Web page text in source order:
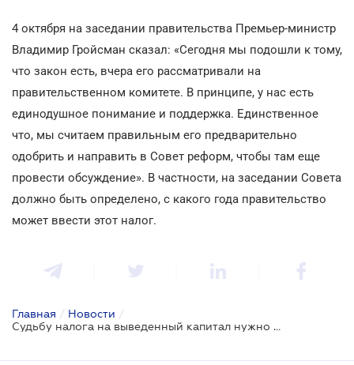
4 октября на заседании правительства Премьер-министр
Владимир Гройсман сказал: «Сегодня мы подошли к тому,
что закон есть, вчера его рассматривали на
правительственном комитете. В принципе, у нас есть
единодушное понимание и поддержка. Единственное
что, мы считаем правильным его предварительно
одобрить и направить в Совет реформ, чтобы там еще
провести обсуждение». В частности, на заседании Совета
должно быть определено, с какого года правительство
может ввести этот налог.
Главная / Новости /
Судьбу налога на выведенный капитал нужно решить сообща